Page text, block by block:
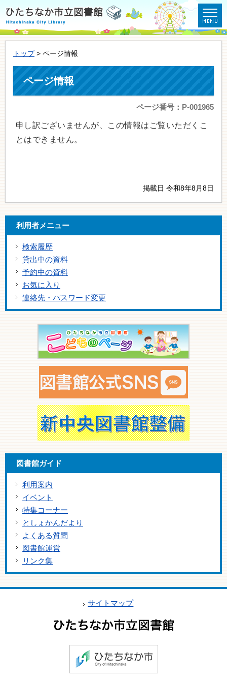
トップ> ページ情報
ページ情報
ページ番号：P-001965
申し訳ございませんが、この情報はご覧いただくこ
とはできません。
掲載日 令和8年8月8日
利用者メニュー
検索履歴
貸出中の資料
予約中の資料
お気に入り
連絡先・パスワード変更
図書館ガイド
利用案内
イベント
特集コーナー
としょかんだより
よくある質問
図書館運営
リンク集
サイトマップ